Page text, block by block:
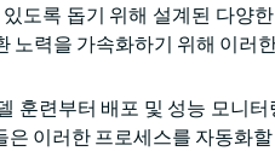
도록 돕기 위해 설계된 다양
력을 가속화하기 위해 이러
훈련부터 배포 및 성능 모니
이러한 프로세스를 자동화